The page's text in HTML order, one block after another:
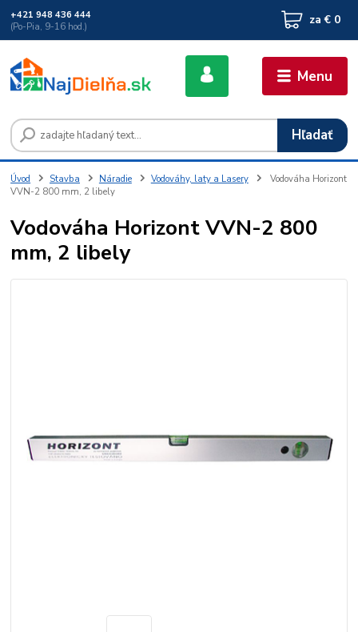
Menu
Hľadať
+421 948 436 444
(Po-Pia, 9-16 hod.)
za € 0
Úvod Stavba Náradie Vodováhy, laty a Lasery
Vodováha Horizont
VVN-2 800 mm, 2 libely
Vodováha Horizont VVN-2 800
mm, 2 libely